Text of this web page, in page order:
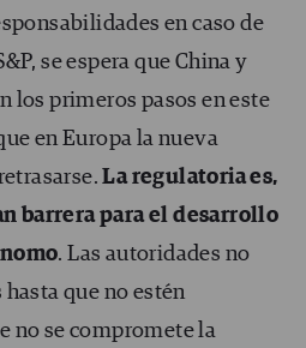
en caso de
se espera que China y
los primeros pasos en este
en Europa la nueva
La regulatoria es,
barrera para el desarrollo
. Las autoridades no
que no estén
no se compromete la